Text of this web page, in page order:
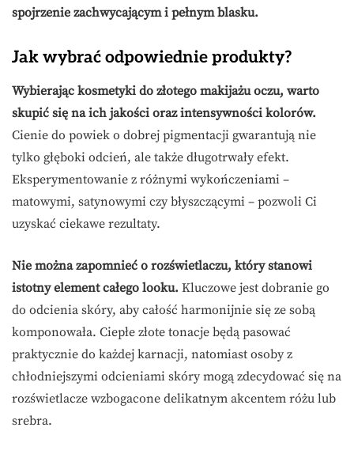
spojrzenie zachwycającym i pełnym blasku.
Jak wybrać odpowiednie produkty?
Wybierając kosmetyki do złotego makijażu oczu, warto
skupić się na ich jakości oraz intensywności kolorów.
Cienie do powiek o dobrej pigmentacji gwarantują nie
tylko głęboki odcień, ale także długotrwały efekt.
Eksperymentowanie z różnymi wykończeniami –
matowymi, satynowymi czy błyszczącymi – pozwoli Ci
uzyskać ciekawe rezultaty.
Nie można zapomnieć o rozświetlaczu, który stanowi
istotny element całego looku. Kluczowe jest dobranie go
do odcienia skóry, aby całość harmonijnie się ze sobą
komponowała. Ciepłe złote tonacje będą pasować
praktycznie do każdej karnacji, natomiast osoby z
chłodniejszymi odcieniami skóry mogą zdecydować się na
rozświetlacze wzbogacone delikatnym akcentem różu lub
srebra.